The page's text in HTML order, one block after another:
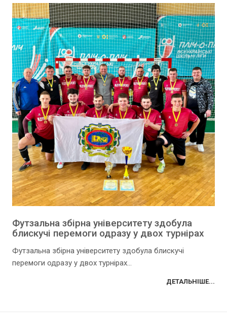
Футзальна збірна університету здобула
блискучі перемоги одразу у двох турнірах
Футзальна збірна університету здобула блискучі
перемоги одразу у двох турнірах...
ДЕТАЛЬНІШЕ...